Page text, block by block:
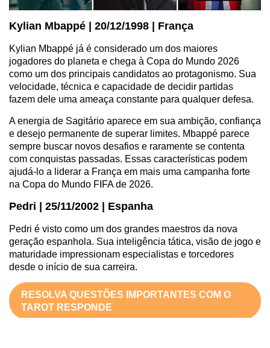
Kylian Mbappé | 20/12/1998 | França
Kylian Mbappé já é considerado um dos maiores
jogadores do planeta e chega à Copa do Mundo 2026
como um dos principais candidatos ao protagonismo. Sua
velocidade, técnica e capacidade de decidir partidas
fazem dele uma ameaça constante para qualquer defesa.
A energia de Sagitário aparece em sua ambição, confiança
e desejo permanente de superar limites. Mbappé parece
sempre buscar novos desafios e raramente se contenta
com conquistas passadas. Essas características podem
ajudá-lo a liderar a França em mais uma campanha forte
na Copa do Mundo FIFA de 2026.
Pedri | 25/11/2002 | Espanha
Pedri é visto como um dos grandes maestros da nova
geração espanhola. Sua inteligência tática, visão de jogo e
maturidade impressionam especialistas e torcedores
desde o início de sua carreira.
RESOLVA QUESTÕES IMPORTANTES COM O
TAROT RESPONDE